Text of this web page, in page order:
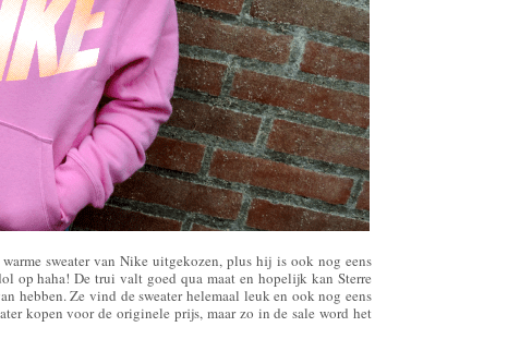
sweater van Nike uitgekozen, plus hij is ook nog eens
op haha! De trui valt goed qua maat en hopelijk kan Sterre
hebben. Ze vind de sweater helemaal leuk en ook nog eens
kopen voor de originele prijs, maar zo in de sale word het